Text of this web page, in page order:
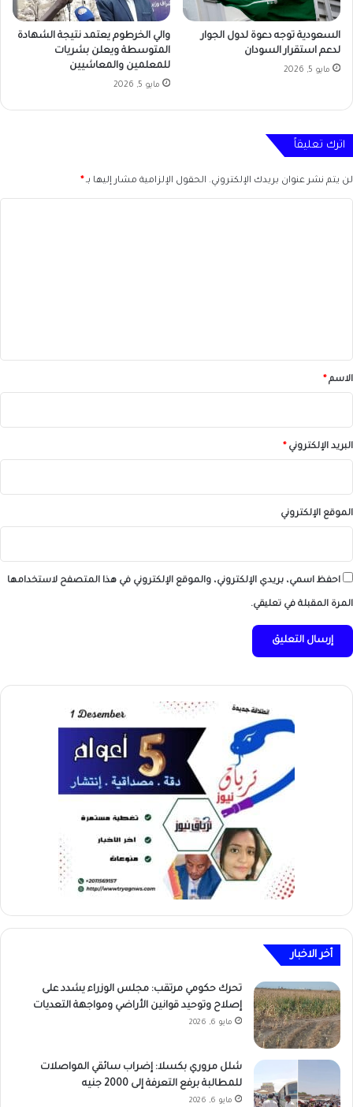
السعودية توجه دعوة لدول الجوار
لدعم استقرار السودان
مايو 5, 2026
والي الخرطوم يعتمد نتيجة الشهادة
المتوسطة ويعلن بشريات
للمعلمين والمعاشيين
مايو 5, 2026
اترك تعليقاً
لن يتم نشر عنوان بريدك الإلكتروني. الحقول الإلزامية مشار إليها بـ *
*الاسم *
البريد الإلكتروني *
الموقع الإلكتروني
احفظ اسمي، بريدي الإلكتروني، والموقع الإلكتروني في هذا المتصفح لاستخدامها
المرة المقبلة في تعليقي.
أخر الاخبار
تحرك حكومي مرتقب: مجلس الوزراء يشدد على
إصلاح وتوحيد قوانين الأراضي ومواجهة التعديات
مايو 6, 2026
شلل مروري بكسلا: إضراب سائقي المواصلات
للمطالبة برفع التعرفة إلى 2000 جنيه
مايو 6, 2026